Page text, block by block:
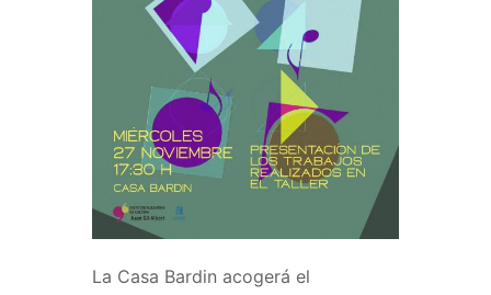
La Casa Bardin acogerá el